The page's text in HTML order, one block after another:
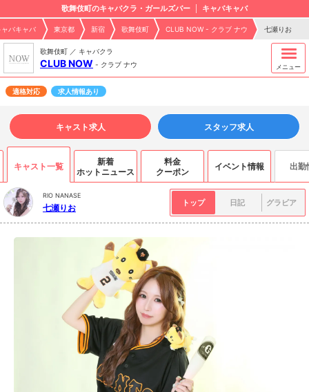
歌舞伎町のキャバクラ・ガールズバー キャバキャバ
ャバキャバ 東京都 新宿 歌舞伎町 CLUB NOW - クラブ ナウ 七瀬りお
歌舞伎町 ／ キャバクラ
CLUB NOW - クラブ ナウ メニュー
適格対応 求人情報あり
キャスト求人 スタッフ求人
キャスト一覧
新着
ホットニュース
料金
クーポン
イベント情報 出勤
RIO NANASE
七瀬りお トップ 日記 グラビア